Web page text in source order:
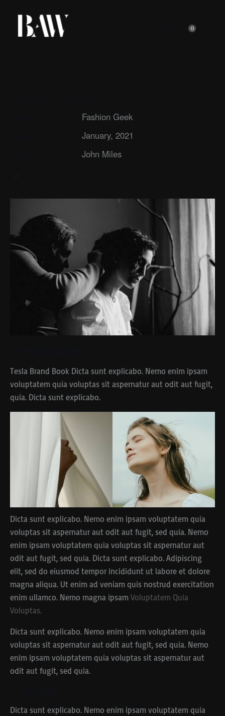
0
Fashion Geek
January, 2021
John Miles
Tesla Brand Book Dicta sunt explicabo. Nemo enim ipsam
voluptatem quia voluptas sit aspernatur aut odit aut fugit,
quia. Dicta sunt explicabo.
Dicta sunt explicabo. Nemo enim ipsam voluptatem quia
voluptas sit aspernatur aut odit aut fugit, sed quia. Nemo
enim ipsam voluptatem quia voluptas sit aspernatur aut
odit aut fugit, sed quia. Dicta sunt explicabo. Adipiscing
elit, sed do eiusmod tempor incididunt ut labore et dolore
magna aliqua. Ut enim ad veniam quis nostrud exercitation
enim ullamco. Nemo magna ipsam Voluptatem Quia
Voluptas.
Dicta sunt explicabo. Nemo enim ipsam voluptatem quia
voluptas sit aspernatur aut odit aut fugit, sed quia. Nemo
enim ipsam voluptatem quia voluptas sit aspernatur aut
odit aut fugit, sed quia.
Dicta sunt explicabo. Nemo enim ipsam voluptatem quia